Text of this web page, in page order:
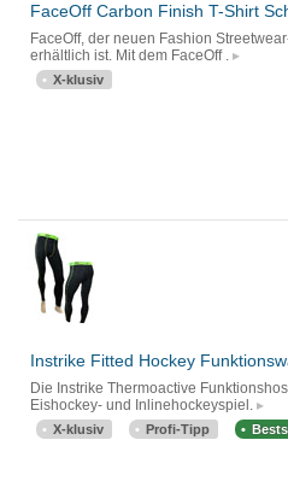
FaceOff Carbon Finish T-Shirt
FaceOff, der neuen Fashion
erhältlich ist. Mit dem FaceOff .
X-klusiv
Instrike Fitted Hockey
Die Instrike Thermoactive
Eishockey- und Inlinehockeyspiel.
X-klusiv Profi-Tipp